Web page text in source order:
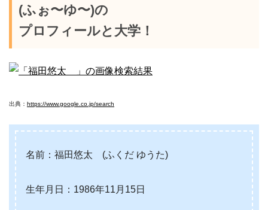
(ふぉ〜ゆ〜)の
プロフィールと大学！
出典： https://www.google.co.jp/search
名前：福田悠太 (ふくだ ゆうた)
生年月日：1986年11月15日